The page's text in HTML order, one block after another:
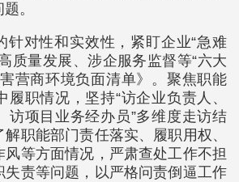
。
针对性和实效性，紧盯企业“急难
质量发展、涉企服务监督等“六大
营商环境负面清单》。聚焦职能
履职情况，坚持“访企业负责人、
访项目业务经办员”多维度走访结
职能部门责任落实、履职用权、
风等方面情况，严肃查处工作不担
失责等问题，以严格问责倒逼工作